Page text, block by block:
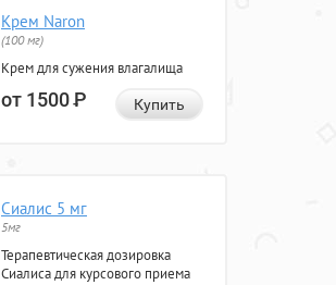
Крем Naron
(100 мг)
Крем для сужения влагалища
от 1500Р Купить
Сиалис 5 мг
5мг
Терапевтическая дозировка
Сиалиса для курсового приема